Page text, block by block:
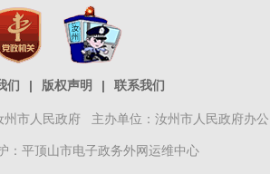
们 | 版权声明 | 联系我们
州市人民政府 主办单位：汝州市人民政府办公
平顶山市电子政务外网运维中心